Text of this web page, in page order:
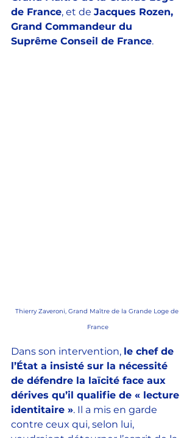
de France, et de Jacques Rozen,
Grand Commandeur du
Suprême Conseil de France.
Thierry Zaveroni, Grand Maître de la Grande Loge de
France
Dans son intervention, le chef de
l’État a insisté sur la nécessité
de défendre la laïcité face aux
dérives qu’il qualifie de « lecture
identitaire ». Il a mis en garde
contre ceux qui, selon lui,